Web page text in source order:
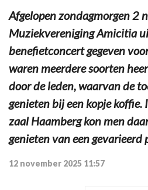
Afgelopen zondagmorgen 2
Muziekvereniging Amicitia
benefietconcert gegeven
waren meerdere soorten
door de leden, waarvan de
genieten bij een kopje koffie.
zaal Haamberg kon men
genieten van een gevarieerd
12 november 2025 11:57